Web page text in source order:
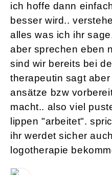
ich hoffe dann
besser wird..
alles was ich ihr
aber sprechen eben
sind wir bereits bei
therapeutin sagt
ansätze bzw
macht.. also viel
lippen "arbeitet".
ihr werdet sicher
logotherapie